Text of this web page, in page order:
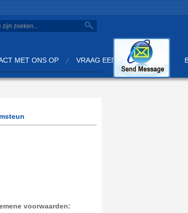
search
MET ONS OP VRAAG EEN OFFERTE AAN
voorwaarden: